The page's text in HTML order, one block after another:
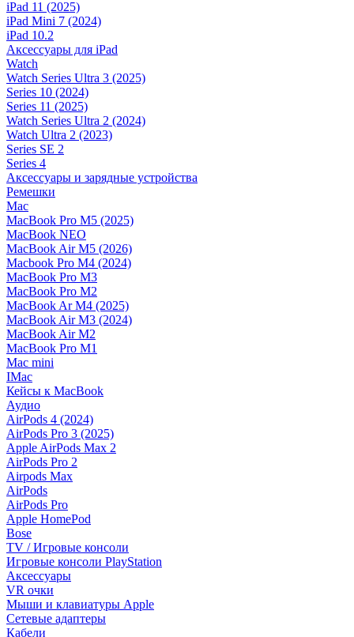
iPad 11 (2025)
iPad Mini 7 (2024)
iPad 10.2
Аксессуары для iPad
Watch
Watch Series Ultra 3 (2025)
Series 10 (2024)
Series 11 (2025)
Watch Series Ultra 2 (2024)
Watch Ultra 2 (2023)
Series SE 2
Series 4
Аксессуары и зарядные устройства
Ремешки
Mac
MacBook Pro M5 (2025)
MacBook NEO
MacBook Air M5 (2026)
Macbook Pro M4 (2024)
MacBook Pro M3
MacBook Pro M2
MacBook Ar M4 (2025)
MacBook Air M3 (2024)
MacBook Air M2
MacBook Pro M1
Mac mini
IMac
Кейсы к MacBook
Аудио
AirPods 4 (2024)
AirPods Pro 3 (2025)
Apple AirPods Max 2
AirPods Pro 2
Airpods Max
AirPods
AirPods Pro
Apple HomePod
Bose
TV / Игровые консоли
Игровые консоли PlayStation
Аксессуары
VR очки
Мыши и клавиатуры Apple
Сетевые адаптеры
Кабели